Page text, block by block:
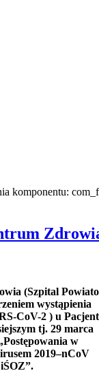
komponentu:
(Szpital
wystąpienia
CoV-2 ) u
tj. 29 marca
w
2019–nCoV